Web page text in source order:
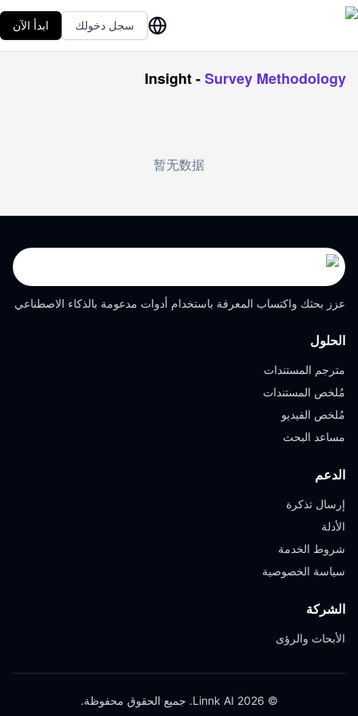
سجل دخولك ابدأ الآن
Insight-Survey Methodology
暂无数据
عزز بحثك واكتساب المعرفة باستخدام أدوات مدعومة بالذكاء الاصطناعي
الحلول
مترجم المستندات
مُلخص المستندات
مُلخص الفيديو
مساعد البحث
الدعم
إرسال تذكرة
الأدلة
شروط الخدمة
سياسة الخصوصية
الشركة
الأبحاث والرؤى
© 2026 Linnk AI. جميع الحقوق محفوظة.